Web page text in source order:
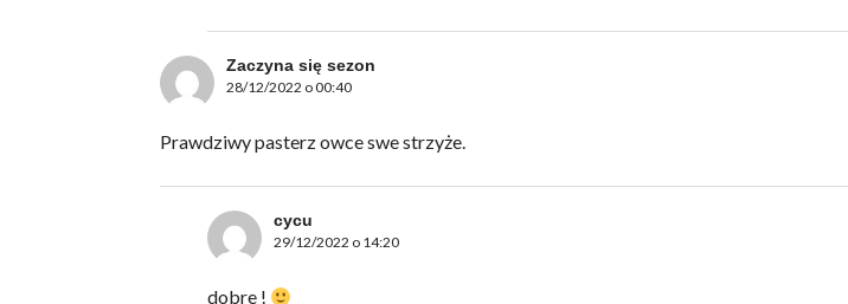
Zaczyna się sezon
28/12/2022 o 00:40
Prawdziwy pasterz owce swe strzyże.
cycu
29/12/2022 o 14:20
dobre !